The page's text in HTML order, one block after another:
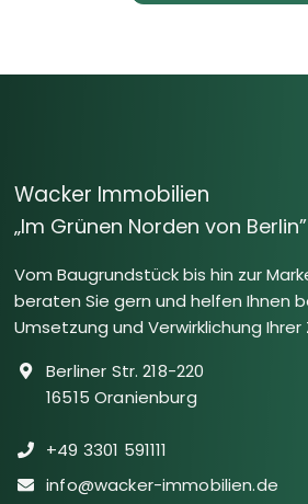
Wacker Immobilien
„Im Grünen Norden von Berlin”
Vom Baugrundstück bis hin zur
beraten Sie gern und helfen Ihnen
Umsetzung und Verwirklichung Ihrer
Berliner Str. 218-220
16515 Oranienburg
+49 3301 591111
info@wacker-immobilien.de